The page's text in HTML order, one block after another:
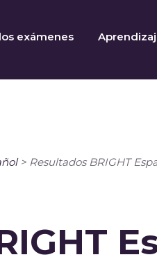
exámenes
> Resultados BRIGHT